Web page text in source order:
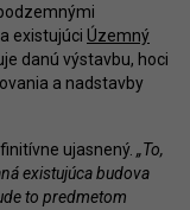
existujúci Územný
danú výstavbu, hoci
a nadstavby
ujasnený. „To,
existujúca budova
to predmetom